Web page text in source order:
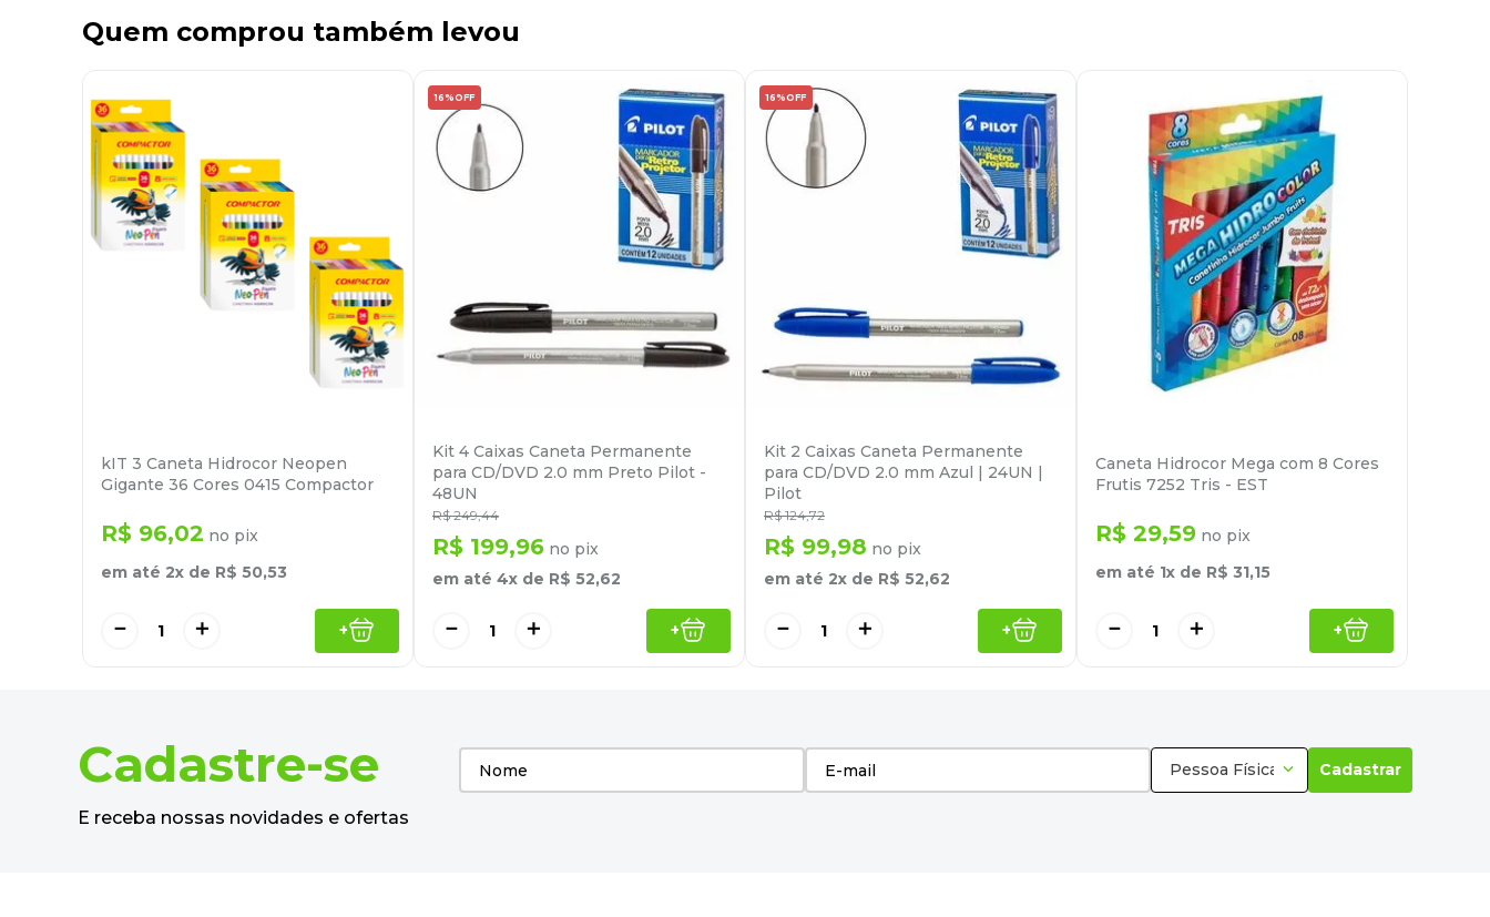
Quem comprou também levou
kIT 3 Caneta Hidrocor Neopen
Gigante 36 Cores 0415 Compactor
R$ 96,02 no pix
em até 2x de R$ 50,53
＋
－ +
16% OFF
Kit 4 Caixas Caneta Permanente
para CD/DVD 2.0 mm Preto Pilot -
48UN
R$ 249,44
R$ 199,96 no pix
em até 4x de R$ 52,62
＋
－ +
16% OFF
Kit 2 Caixas Caneta Permanente
para CD/DVD 2.0 mm Azul | 24UN |
Pilot
R$ 124,72
R$ 99,98 no pix
em até 2x de R$ 52,62
＋
－ +
Caneta Hidrocor Mega com 8 Cores
Frutis 7252 Tris - EST
R$ 29,59 no pix
em até 1x de R$ 31,15
＋
－ +
Cadastre-se
E receba nossas novidades e ofertas
Pessoa Física Cadastrar